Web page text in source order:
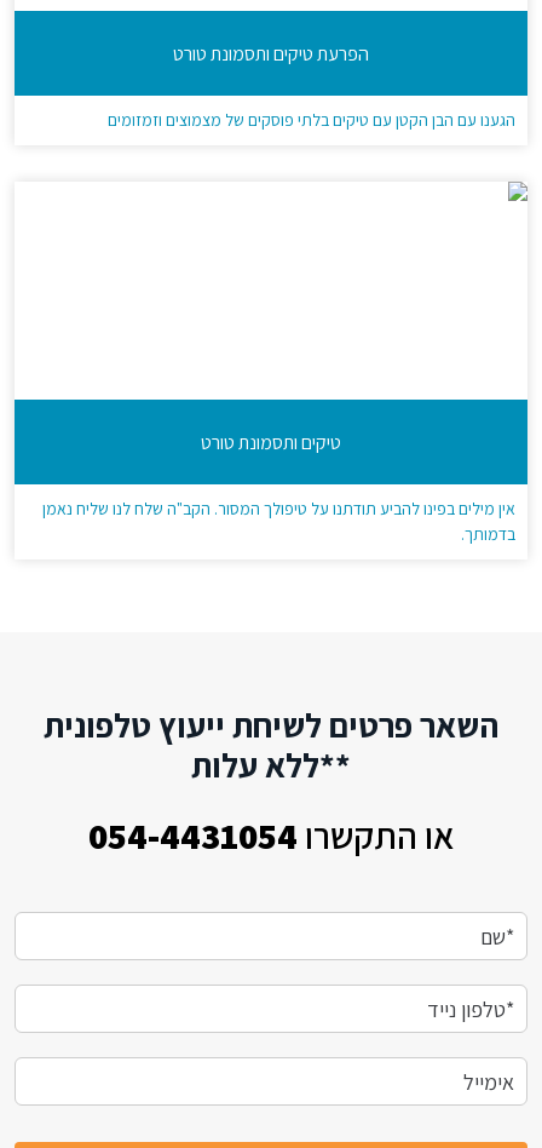
הפרעת טיקים ותסמונת טורט
הגענו עם הבן הקטן עם טיקים בלתי פוסקים של מצמוצים וזמזומים
טיקים ותסמונת טורט
אין מילים בפינו להביע תודתנו על טיפולך המסור. הקב"ה שלח לנו שליח נאמן
בדמותך.
השאר פרטים לשיחת ייעוץ טלפונית
**ללא עלות
או התקשרו 054-4431054